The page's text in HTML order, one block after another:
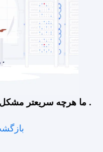
ما هرچه سریعتر مشکل را پیگیری و برطرف می کنیم .